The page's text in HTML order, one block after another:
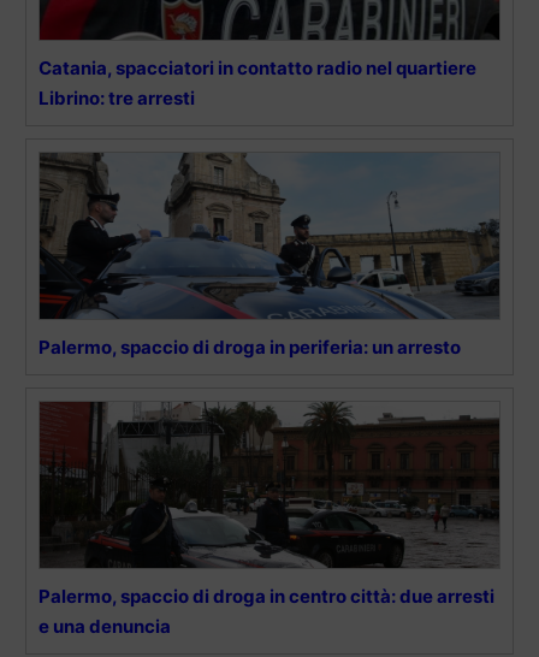
Catania, spacciatori in contatto radio nel quartiere
Librino: tre arresti
Palermo, spaccio di droga in periferia: un arresto
Palermo, spaccio di droga in centro città: due arresti
e una denuncia